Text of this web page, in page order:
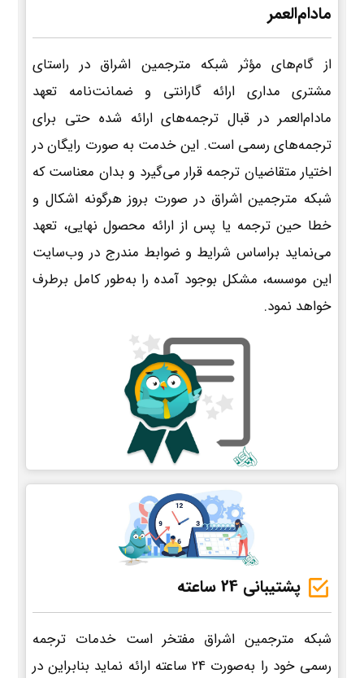
مادام‌العمر
از گام‌های مؤثر شبکه مترجمین اشراق در راستای
مشتری مداری ارائه گارانتی و ضمانت‌نامه تعهد
مادام‌العمر در قبال ترجمه‌های ارائه شده حتی برای
ترجمه‌های رسمی است. این خدمت به صورت رایگان در
اختیار متقاضیان ترجمه قرار می‌گیرد و بدان معناست که
شبکه مترجمین اشراق در صورت بروز هرگونه اشکال و
خطا حین ترجمه یا پس از ارائه محصول نهایی، تعهد
می‌نماید براساس شرایط و ضوابط مندرج در وب‌سایت
این موسسه، مشکل بوجود آمده را به‌طور کامل برطرف
خواهد نمود.
پشتیبانی 24 ساعته
شبکه مترجمین اشراق مفتخر است خدمات ترجمه
رسمی خود را به‌صورت 24 ساعته ارائه نماید بنابراین در